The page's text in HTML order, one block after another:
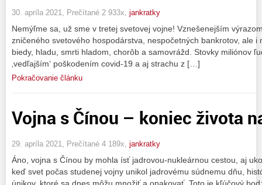
30. apríla 2021, Prečítané 2 933x, jankratky
Nemýľme sa, už sme v tretej svetovej vojne! Vznešenejším
zničeného svetového hospodárstva, nespočetných bankrotov, ale i
biedy, hladu, smrti hladom, chorôb a samovrážd. Stovky miliónov
‚vedľajším‘ poškodením covid-19 a aj strachu z […]
Pokračovanie článku
Vojna s Čínou – koniec života
29. apríla 2021, Prečítané 4 189x, jankratky
Áno, vojna s Čínou by mohla ísť jadrovou-nukleárnou cestou, aj
keď svet počas studenej vojny unikol jadrovému súdnemu dňu,